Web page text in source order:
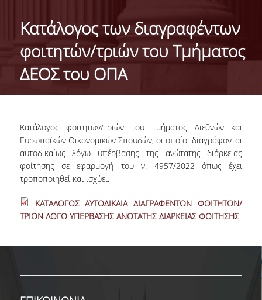
ΓΕΝΙΚΕΣ ΠΛΗΡΟΦΟΡΙΕΣ
ΔΙΟΙΚΗΣΗ ΤΟΥ ΤΜΗΜΑΤΟΣ
ΓΡΑΜΜΑΤΕΙΑ ΠΡΟΠΤΥΧΙΑΚΩΝ ΣΠΟΥΔΩΝ
TESTIMONIALS ΑΠΟΦΟΙΤΩΝ
ΑΝΘΡΩΠΙΝΟ ΔΥΝΑΜΙΚΟ
ΜΕΛΗ ΔΕΠ
ΕΠΙΤΙΜΟΙ ΔΙΔΑΚΤΟΡΕΣ / ΕΡΕΥΝΗΤΙΚΟΙ
ΕΤΑΙΡΟΙ
ΕΝΤΕΤΑΛΜΕΝΟΙ ΔΙΔΑΣΚΟΝΤΕΣ
Κατάλογος των διαγραφέντων
φοιτητών/τριών του Τμήματος
ΔΕΟΣ του ΟΠΑ
Κατάλογος φοιτητών/τριών του Τμήματος Διεθνών και
Ευρωπαϊκών Οικονομικών Σπουδών, οι οποίοι διαγράφονται
αυτοδικαίως λόγω υπέρβασης της ανώτατης διάρκειας
φοίτησης σε εφαρμογή του ν. 4957/2022 όπως έχει
τροποποιηθεί και ισχύει.
ΚΑΤΑΛΟΓΟΣ ΑΥΤΟΔΙΚΑΙΑ ΔΙΑΓΡΑΦΕΝΤΩΝ ΦΟΙΤΗΤΩΝ/
ΤΡΙΩΝ ΛΟΓΩ ΥΠΕΡΒΑΣΗΣ ΑΝΩΤΑΤΗΣ ΔΙΑΡΚΕΙΑΣ ΦΟΙΤΗΣΗΣ